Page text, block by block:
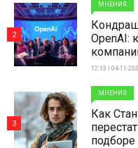
МНЕНИЯ
OpenAI:
12:13 | 04-11-
2
МНЕНИЯ
Как
подборе
3